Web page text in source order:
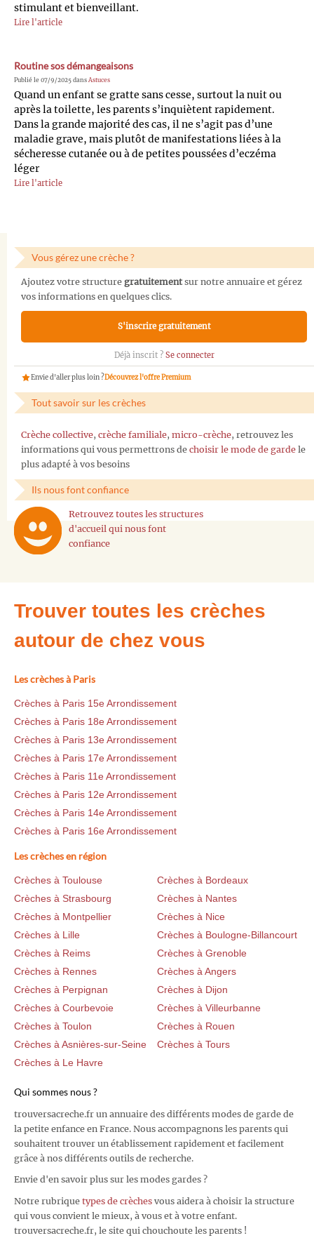
stimulant et bienveillant.
Lire l'article
Routine sos démangeaisons
Publié le 07/9/2025 dans Astuces
Quand un enfant se gratte sans cesse, surtout la nuit ou
après la toilette, les parents s’inquiètent rapidement.
Dans la grande majorité des cas, il ne s’agit pas d’une
maladie grave, mais plutôt de manifestations liées à la
sécheresse cutanée ou à de petites poussées d’eczéma
léger
Lire l'article
Vous gérez une crèche ?
Ajoutez votre structure gratuitementsur notre annuaire et gérez
vos informations en quelques clics.
S'inscrire gratuitement
Déjà inscrit ? Se connecter
Envie d'aller plus loin ?Découvrez l'offre Premium
Tout savoir sur les crèches
Crèche collective, crèche familiale, micro-crèche, retrouvez les
informations qui vous permettrons de choisir le mode de garde le
plus adapté à vos besoins
Ils nous font confiance
Retrouvez toutes les structures
d'accueil qui nous font
confiance
Trouver toutes les crèches
autour de chez vous
Les crèches à Paris
Crèches à Paris 15e Arrondissement
Crèches à Paris 18e Arrondissement
Crèches à Paris 13e Arrondissement
Crèches à Paris 17e Arrondissement
Crèches à Paris 11e Arrondissement
Crèches à Paris 12e Arrondissement
Crèches à Paris 14e Arrondissement
Crèches à Paris 16e Arrondissement
Les crèches en région
Crèches à Toulouse
Crèches à Bordeaux
Crèches à Strasbourg
Crèches à Nantes
Crèches à Montpellier
Crèches à Nice
Crèches à Lille
Crèches à Boulogne-Billancourt
Crèches à Reims
Crèches à Grenoble
Crèches à Rennes
Crèches à Angers
Crèches à Perpignan
Crèches à Dijon
Crèches à Courbevoie
Crèches à Villeurbanne
Crèches à Toulon
Crèches à Rouen
Crèches à Asnières-sur-Seine
Crèches à Tours
Crèches à Le Havre
Qui sommes nous ?
trouversacreche.fr un annuaire des différents modes de garde de
la petite enfance en France. Nous accompagnons les parents qui
souhaitent trouver un établissement rapidement et facilement
grâce à nos différents outils de recherche.
Envie d'en savoir plus sur les modes gardes ?
Notre rubrique types de crèches vous aidera à choisir la structure
qui vous convient le mieux, à vous et à votre enfant.
trouversacreche.fr, le site qui chouchoute les parents !